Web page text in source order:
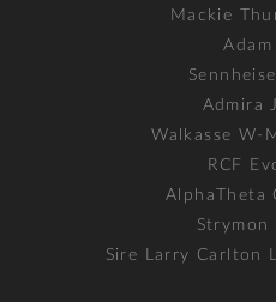
Mackie
Adam
Admira
Walkasse W-
RCF
AlphaTheta
Strymon
Sire Larry Carlton